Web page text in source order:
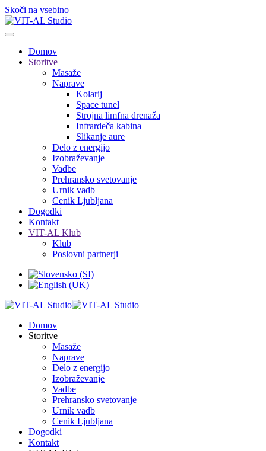
Skoči na vsebino
Domov
Storitve
Masaže
Naprave
Kolarij
Space tunel
Strojna limfna drenaža
Infrardeča kabina
Slikanje aure
Delo z energijo
Izobraževanje
Vadbe
Prehransko svetovanje
Urnik vadb
Cenik Ljubljana
Dogodki
Kontakt
VIT-AL Klub
Klub
Poslovni partnerji
Domov
Storitve
Masaže
Naprave
Delo z energijo
Izobraževanje
Vadbe
Prehransko svetovanje
Urnik vadb
Cenik Ljubljana
Dogodki
Kontakt